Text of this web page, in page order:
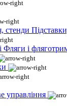
Фляги і
управління